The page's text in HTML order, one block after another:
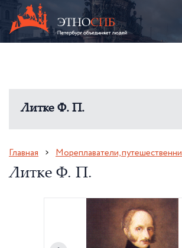
Литке Ф. П.
Главная Мореплаватели,
Литке Ф. П.